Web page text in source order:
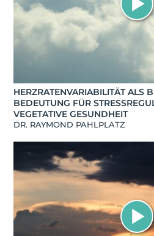
HERZRATENVARIABILITÄT ALS
BEDEUTUNG FÜR
VEGETATIVE GESUNDHEIT
DR. RAYMOND PAHLPLATZ